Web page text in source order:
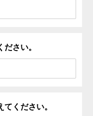
さい。
ください。